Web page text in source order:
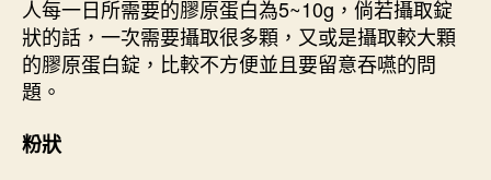
人每一日所需要的膠原蛋白為5~10g，倘若攝取錠
狀的話，一次需要攝取很多顆，又或是攝取較大顆
的膠原蛋白錠，比較不方便並且要留意吞嚥的問
題。
粉狀